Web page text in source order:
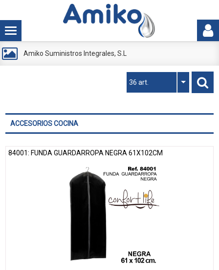
Amiko Suministros Integrales, S.L
36 art.
ACCESORIOS COCINA
84001: FUNDA GUARDARROPA NEGRA 61X102CM